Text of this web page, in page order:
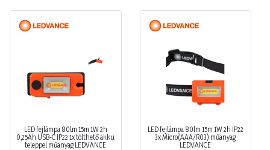
LED fejlámpa 80lm 15m 1W 2h
0,25Ah USB-C IP22 1x tölthető akku
teleppel műanyag LEDVANCE
LED fejlámpa 80lm 15m 1W 2h IP22
3x Micro(AAA/R03) műanyag
LEDVANCE